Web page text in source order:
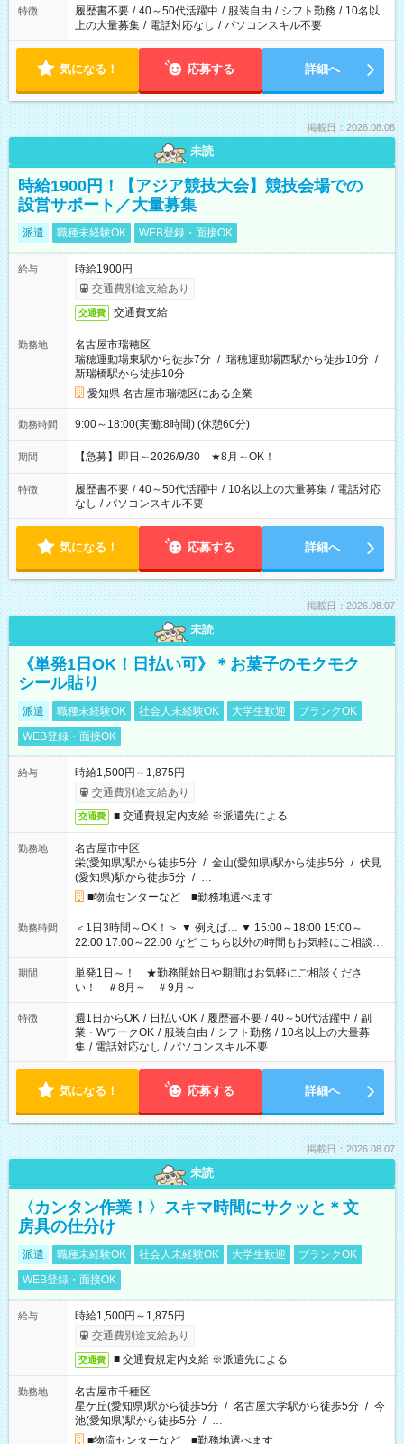
特徴 履歴書不要 / 40～50代活躍中 / 服装自由 / シフト勤務 / 10名以
上の大量募集 / 電話対応なし / パソコンスキル不要
気になる！ 応募する 詳細へ
掲載日：2026.08.08
未読
時給1900円！【アジア競技大会】競技会場での
設営サポート／大量募集
派遣 職種未経験OK WEB登録・面接OK
給与
時給1900円
交通費別途支給あり
交通費 交通費支給
勤務地
名古屋市瑞穂区
瑞穂運動場東駅から徒歩7分 / 瑞穂運動場西駅から徒歩10分 /
新瑞橋駅から徒歩10分
愛知県 名古屋市瑞穂区にある企業
勤務時間 9:00～18:00(実働:8時間) (休憩60分)
期間 【急募】即日～2026/9/30 ★8月～OK！
特徴 履歴書不要 / 40～50代活躍中 / 10名以上の大量募集 / 電話対応
なし / パソコンスキル不要
気になる！ 応募する 詳細へ
掲載日：2026.08.07
未読
《単発1日OK！日払い可》＊お菓子のモクモク
シール貼り
派遣 職種未経験OK 社会人未経験OK 大学生歓迎
ブランクOK
WEB登録・面接OK
給与
時給1,500円～1,875円
交通費別途支給あり
交通費 ■ 交通費規定内支給 ※派遣先による
勤務地
名古屋市中区
栄(愛知県)駅から徒歩5分 / 金山(愛知県)駅から徒歩5分 / 伏見
(愛知県)駅から徒歩5分 / …
■物流センターなど ■勤務地選べます
勤務時間
＜1日3時間～OK！＞ ▼ 例えば… ▼ 15:00～18:00 15:00～
22:00 17:00～22:00 など こちら以外の時間もお気軽にご相談く
ださい！
期間
単発1日～！ ★勤務開始日や期間はお気軽にご相談くださ
い！ ＃8月～ ＃9月～
特徴 週1日からOK / 日払いOK / 履歴書不要 / 40～50代活躍中 / 副
業・WワークOK / 服装自由 / シフト勤務 / 10名以上の大量募
集 / 電話対応なし / パソコンスキル不要
気になる！ 応募する 詳細へ
掲載日：2026.08.07
未読
〈カンタン作業！〉スキマ時間にサクッと＊文
房具の仕分け
派遣 職種未経験OK 社会人未経験OK 大学生歓迎
ブランクOK
WEB登録・面接OK
給与
時給1,500円～1,875円
交通費別途支給あり
交通費 ■ 交通費規定内支給 ※派遣先による
勤務地
名古屋市千種区
星ケ丘(愛知県)駅から徒歩5分 / 名古屋大学駅から徒歩5分 / 今
池(愛知県)駅から徒歩5分 / …
■物流センターなど ■勤務地選べます